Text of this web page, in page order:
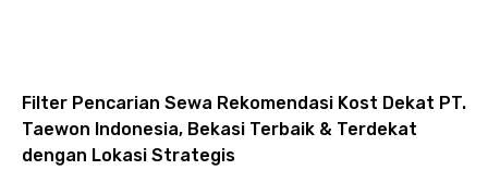
Filter Pencarian Sewa Rekomendasi Kost Dekat PT.
Taewon Indonesia, Bekasi Terbaik & Terdekat
dengan Lokasi Strategis